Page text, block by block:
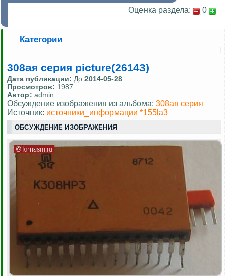
Оценка раздела: 0
Категории
308ая серия picture(26143)
Дата публикации: До 2014-05-28
Просмотров: 1987
Автор: admin
Обсуждение изображения из альбома: 308ая серия
Источник: источники_информации *155la3
ОБСУЖДЕНИЕ ИЗОБРАЖЕНИЯ